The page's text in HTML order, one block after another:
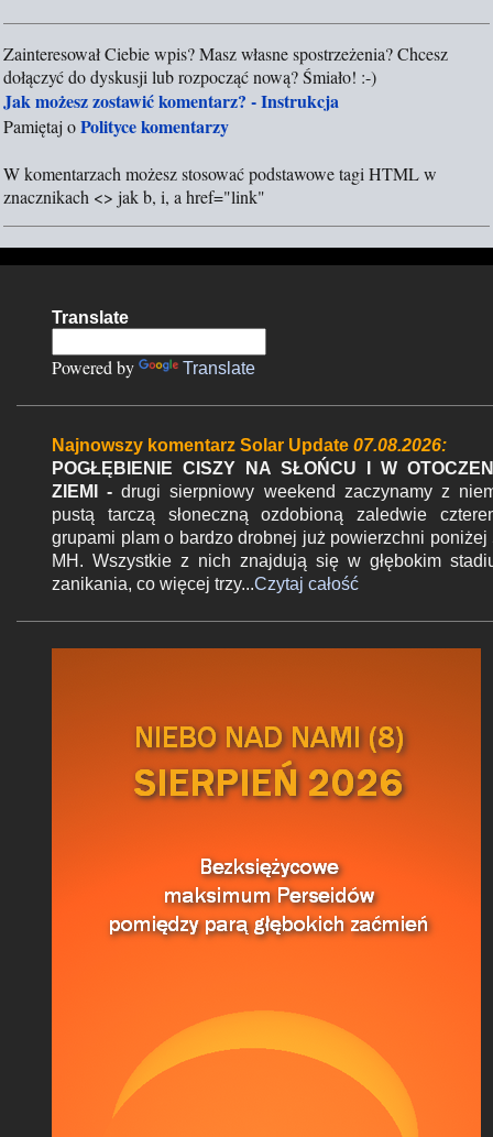
P
r
z
e
i
k
Zainteresował Ciebie wpis? Masz własne spostrzeżenia? Chcesz
dołączyć do dyskusji lub rozpocząć nową? Śmiało! :-)
Jak możesz zostawić komentarz? - Instrukcja
Pamiętaj oPolityce komentarzy
W komentarzach możesz stosować podstawowe tagi HTML w
znacznikach <> jak b, i, a href="link"
Translate
Powered by Translate
Najnowszy komentarz Solar Update 07.08.2026:
POGŁĘBIENIE CISZY NA SŁOŃCU I W
ZIEMI - drugi sierpniowy weekend zaczynamy z
pustą tarczą słoneczną ozdobioną zaledwie
grupami plam o bardzo drobnej już powierzchni poniżej
MH. Wszystkie z nich znajdują się w głębokim
zanikania, co więcej trzy...Czytaj całość